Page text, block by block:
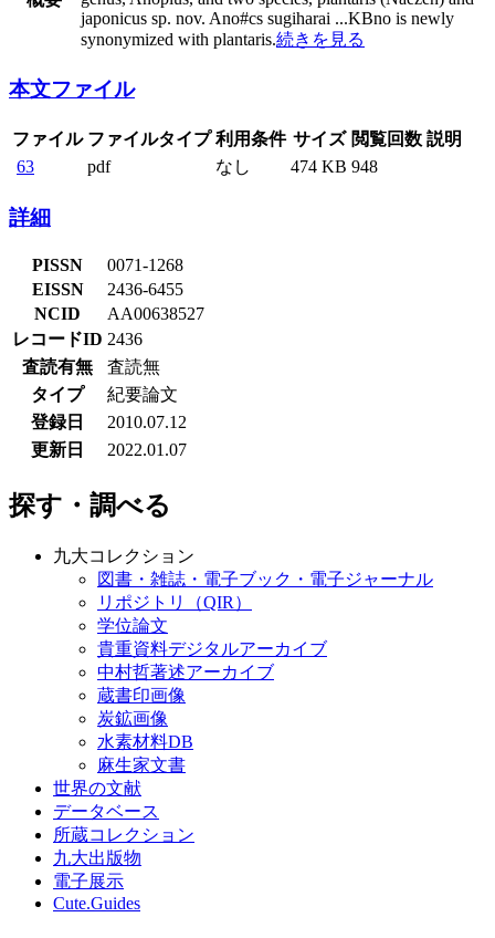
japonicus sp. nov. Ano#cs sugiharai ...KBno is newly
synonymized with plantaris.続きを見る
本文ファイル
ファイル ファイルタイプ 利用条件 サイズ 閲覧回数 説明
63
pdf なし 474 KB 948
詳細
PISSN
0071-1268
EISSN
2436-6455
NCID
AA00638527
レコードID 2436
査読有無
査読無
タイプ
紀要論文
登録日
2010.07.12
更新日
2022.01.07
探す・調べる
九大コレクション
図書・雑誌・電子ブック・電子ジャーナル
リポジトリ（QIR）
学位論文
貴重資料デジタルアーカイブ
中村哲著述アーカイブ
蔵書印画像
炭鉱画像
水素材料DB
麻生家文書
世界の文献
データベース
所蔵コレクション
九大出版物
電子展示
Cute.Guides